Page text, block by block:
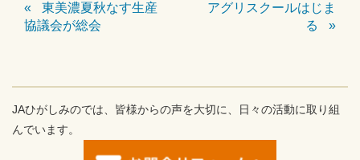
東美濃夏秋なす生産
協議会が総会
アグリスクールはじま
る
JAひがしみのでは、皆様からの声を大切に、日々の活動に取り組
んでいます。